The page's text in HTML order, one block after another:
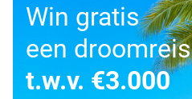
Win gratis
een droomreis
t.w.v. €3.000